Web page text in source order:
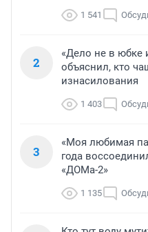
1 541
2
«Дело не в юбке
объяснил, кто
изнасилования
1 403
3
«Моя любимая
года
«ДОМа-2»
1 135